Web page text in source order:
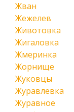
Жван
Жежелев
Животовка
Жигаловка
Жмеринка
Жорнище
Жуковцы
Журавлевка
Журавное